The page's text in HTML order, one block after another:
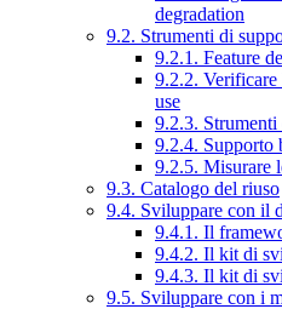
degradation
9.2. Strumenti di
9.2.1. Feature
9.2.2.
use
9.2.3. Strumenti
9.2.4. Supporto
9.2.5. Misurare
9.3. Catalogo del riuso
9.4. Sviluppare con il
9.4.1. Il
9.4.2. Il kit di
9.4.3. Il kit di
9.5. Sviluppare con i